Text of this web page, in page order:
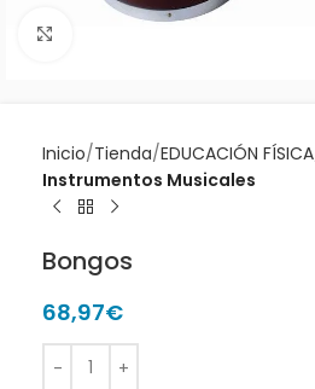
Inicio Tienda EDUCACIÓN FÍSICA
Instrumentos Musicales
Bongos
68,97€